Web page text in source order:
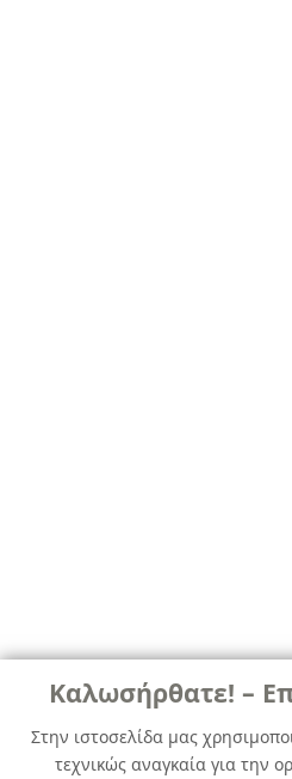
Καλωσήρθατε! –
Στην ιστοσελίδα μας
τεχνικώς αναγκαία για την